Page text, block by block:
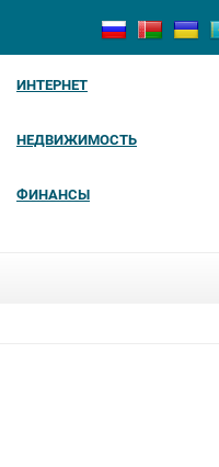
ИНТЕРНЕТ
НЕДВИЖИМОСТЬ
ФИНАНСЫ